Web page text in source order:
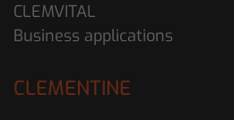
CLEMVITAL
Business applications
CLEMENTINE